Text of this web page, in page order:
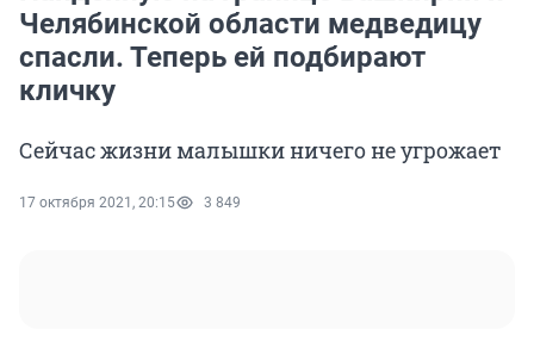
Челябинской области медведицу
спасли. Теперь ей подбирают
кличку
Сейчас жизни малышки ничего не угрожает
17 октября 2021, 20:15 3 849